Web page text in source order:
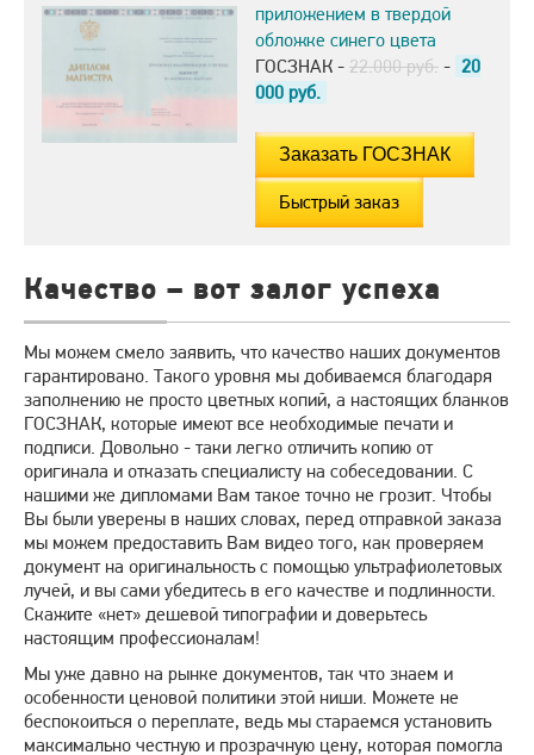
приложением в твердой
обложке синего цвета
ГОСЗНАК - 22.000 руб. - 20
000 руб.
Быстрый заказ
Качество – вот залог успеха
Мы можем смело заявить, что качество наших документов
гарантировано. Такого уровня мы добиваемся благодаря
заполнению не просто цветных копий, а настоящих бланков
ГОСЗНАК, которые имеют все необходимые печати и
подписи. Довольно - таки легко отличить копию от
оригинала и отказать специалисту на собеседовании. С
нашими же дипломами Вам такое точно не грозит. Чтобы
Вы были уверены в наших словах, перед отправкой заказа
мы можем предоставить Вам видео того, как проверяем
документ на оригинальность с помощью ультрафиолетовых
лучей, и вы сами убедитесь в его качестве и подлинности.
Скажите «нет» дешевой типографии и доверьтесь
настоящим профессионалам!
Мы уже давно на рынке документов, так что знаем и
особенности ценовой политики этой ниши. Можете не
беспокоиться о переплате, ведь мы стараемся установить
максимально честную и прозрачную цену, которая помогла